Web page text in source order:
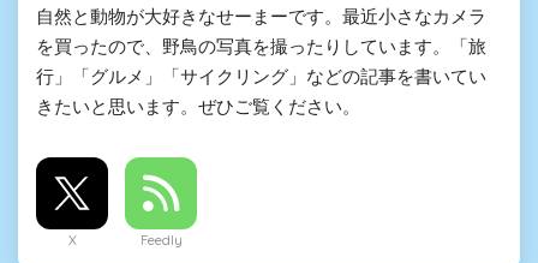
自然と動物が大好きなせーまーです。最近小さなカメラ
を買ったので、野鳥の写真を撮ったりしています。「旅
行」「グルメ」「サイクリング」などの記事を書いてい
きたいと思います。ぜひご覧ください。
X Feedly